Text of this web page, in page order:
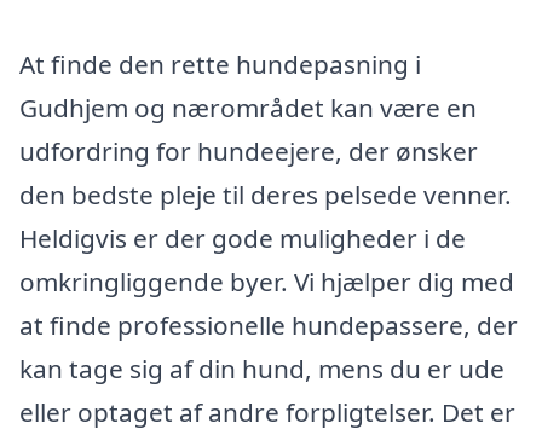
At finde den rette hundepasning i
Gudhjem og nærområdet kan være en
udfordring for hundeejere, der ønsker
den bedste pleje til deres pelsede venner.
Heldigvis er der gode muligheder i de
omkringliggende byer. Vi hjælper dig med
at finde professionelle hundepassere, der
kan tage sig af din hund, mens du er ude
eller optaget af andre forpligtelser. Det er